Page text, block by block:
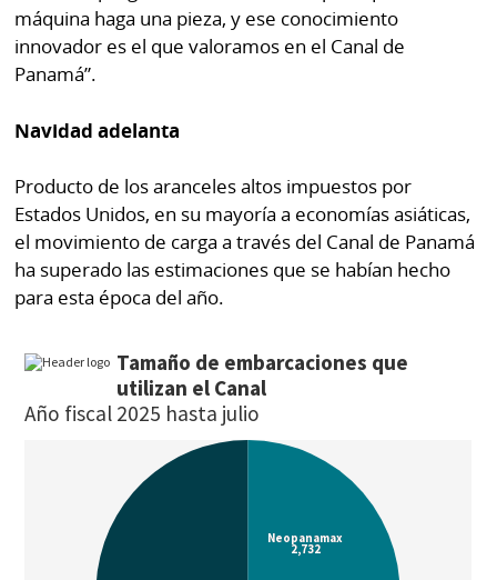
máquina haga una pieza, y ese conocimiento
innovador es el que valoramos en el Canal de
Panamá”.
Navidad adelanta
Producto de los aranceles altos impuestos por
Estados Unidos, en su mayoría a economías asiáticas,
el movimiento de carga a través del Canal de Panamá
ha superado las estimaciones que se habían hecho
para esta época del año.